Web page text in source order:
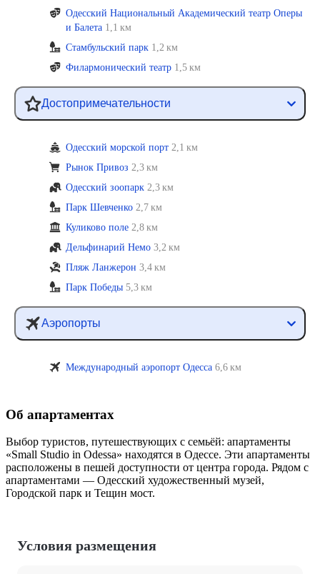
Одесский Национальный Академический театр Оперы
и Балета 1,1 км
Стамбульский парк 1,2 км
Филармонический театр 1,5 км
Достопримечательности
Одесский морской порт 2,1 км
Рынок Привоз 2,3 км
Одесский зоопарк 2,3 км
Парк Шевченко 2,7 км
Куликово поле 2,8 км
Дельфинарий Немо 3,2 км
Пляж Ланжерон 3,4 км
Парк Победы 5,3 км
Аэропорты
Международный аэропорт Одесса 6,6 км
Об апартаментах
Выбор туристов, путешествующих с семьёй: апартаменты
«Small Studio in Odessa» находятся в Одессе. Эти апартаменты
расположены в пешей доступности от центра города. Рядом с
апартаментами — Одесский художественный музей,
Городской парк и Тещин мост.
Условия размещения